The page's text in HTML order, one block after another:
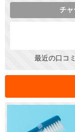
チャ
最近の口コ